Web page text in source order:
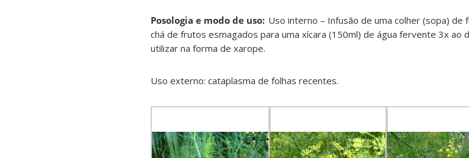
Posologia e modo de uso: Uso interno – Infusão de uma colher (sopa) de
chá de frutos esmagados para uma xícara (150ml) de água fervente 3x ao
utilizar na forma de xarope.
Uso externo: cataplasma de folhas recentes.